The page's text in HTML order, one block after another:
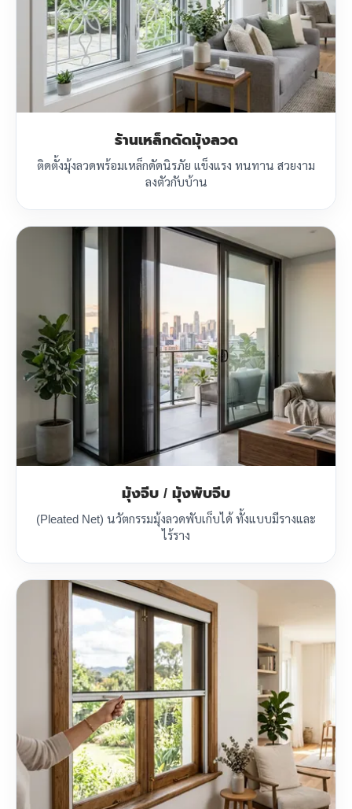
ร้านเหล็กดัดมุ้งลวด
ติดตั้งมุ้งลวดพร้อมเหล็กดัดนิรภัย แข็งแรง ทนทาน สวยงาม
ลงตัวกับบ้าน
มุ้งจีบ / มุ้งพับจีบ
(Pleated Net) นวัตกรรมมุ้งลวดพับเก็บได้ ทั้งแบบมีรางและ
ไร้ราง